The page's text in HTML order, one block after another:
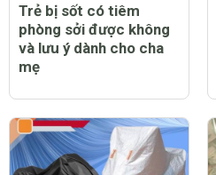
Trẻ bị sốt có tiêm
phòng sởi được không
và lưu ý dành cho cha
mẹ